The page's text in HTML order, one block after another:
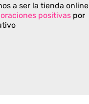
a ser la tienda online
positivas por